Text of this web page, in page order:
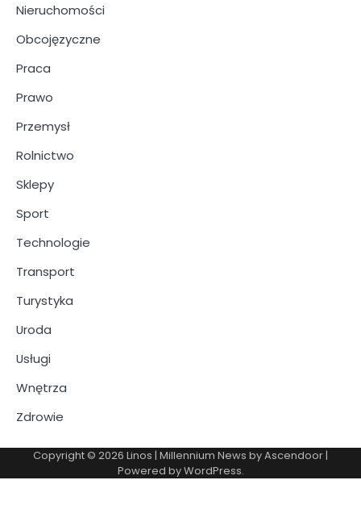
Nieruchomości
Obcojęzyczne
Praca
Prawo
Przemysł
Rolnictwo
Sklepy
Sport
Technologie
Transport
Turystyka
Uroda
Usługi
Wnętrza
Zdrowie
Copyright © 2026 Linos | Millennium News byAscendoor|
Powered byWordPress.